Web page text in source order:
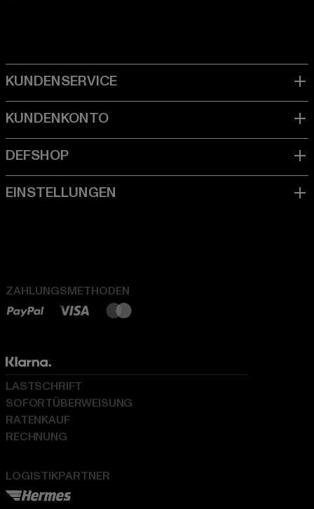
ZAHLUNGSMETHODEN
LOGISTIKPARTNER
LASTSCHRIFT
SOFORTÜBERWEISUNG
RATENKAUF
RECHNUNG